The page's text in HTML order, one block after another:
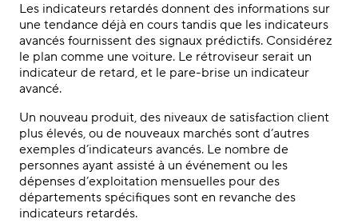
Les indicateurs retardés donnent des informations sur
une tendance déjà en cours tandis que les indicateurs
avancés fournissent des signaux prédictifs. Considérez
le plan comme une voiture. Le rétroviseur serait un
indicateur de retard, et le pare-brise un indicateur
avancé.
Un nouveau produit, des niveaux de satisfaction client
plus élevés, ou de nouveaux marchés sont d’autres
exemples d’indicateurs avancés. Le nombre de
personnes ayant assisté à un événement ou les
dépenses d’exploitation mensuelles pour des
départements spécifiques sont en revanche des
indicateurs retardés.